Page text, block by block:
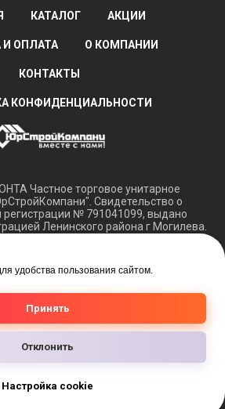
удобства пользования сайтом.
Принять
Отклонить
Настройка cookie
КАТАЛОГ АКЦИИ
И ОПЛАТА О КОМПАНИИ
КОНТАКТЫ
КОНФИДЕНЦИАЛЬНОСТИ
Частное торговое унитарное
Свидетельство о
регистрации № 791041099, выдано
Ленинского района г Могилева.
что вся представленная
технических характеристик,
офертой.